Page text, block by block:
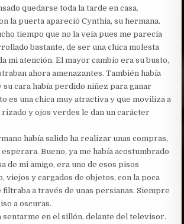
quedarse toda la tarde en casa.
la puerta apareció Cynthia, su hermana.
tiempo que no la veía pues me parecía
bastante, de ser una chica molesta
mi atención. El mayor cambio era su busto,
ahora amenazantes. También había
cara había perdido niñez para ganar
es una chica muy atractiva y que moviliza a
rizado y ojos verdes le dan un carácter
había salido ha realizar unas compras,
Bueno, ya me había acostumbrado
de mi amigo, era uno de esos pisos
viejos y cargados de objetos, con la poca
filtraba a través de unas persianas. Siempre
a oscuras.
sentarme en el sillón, delante del televisor.